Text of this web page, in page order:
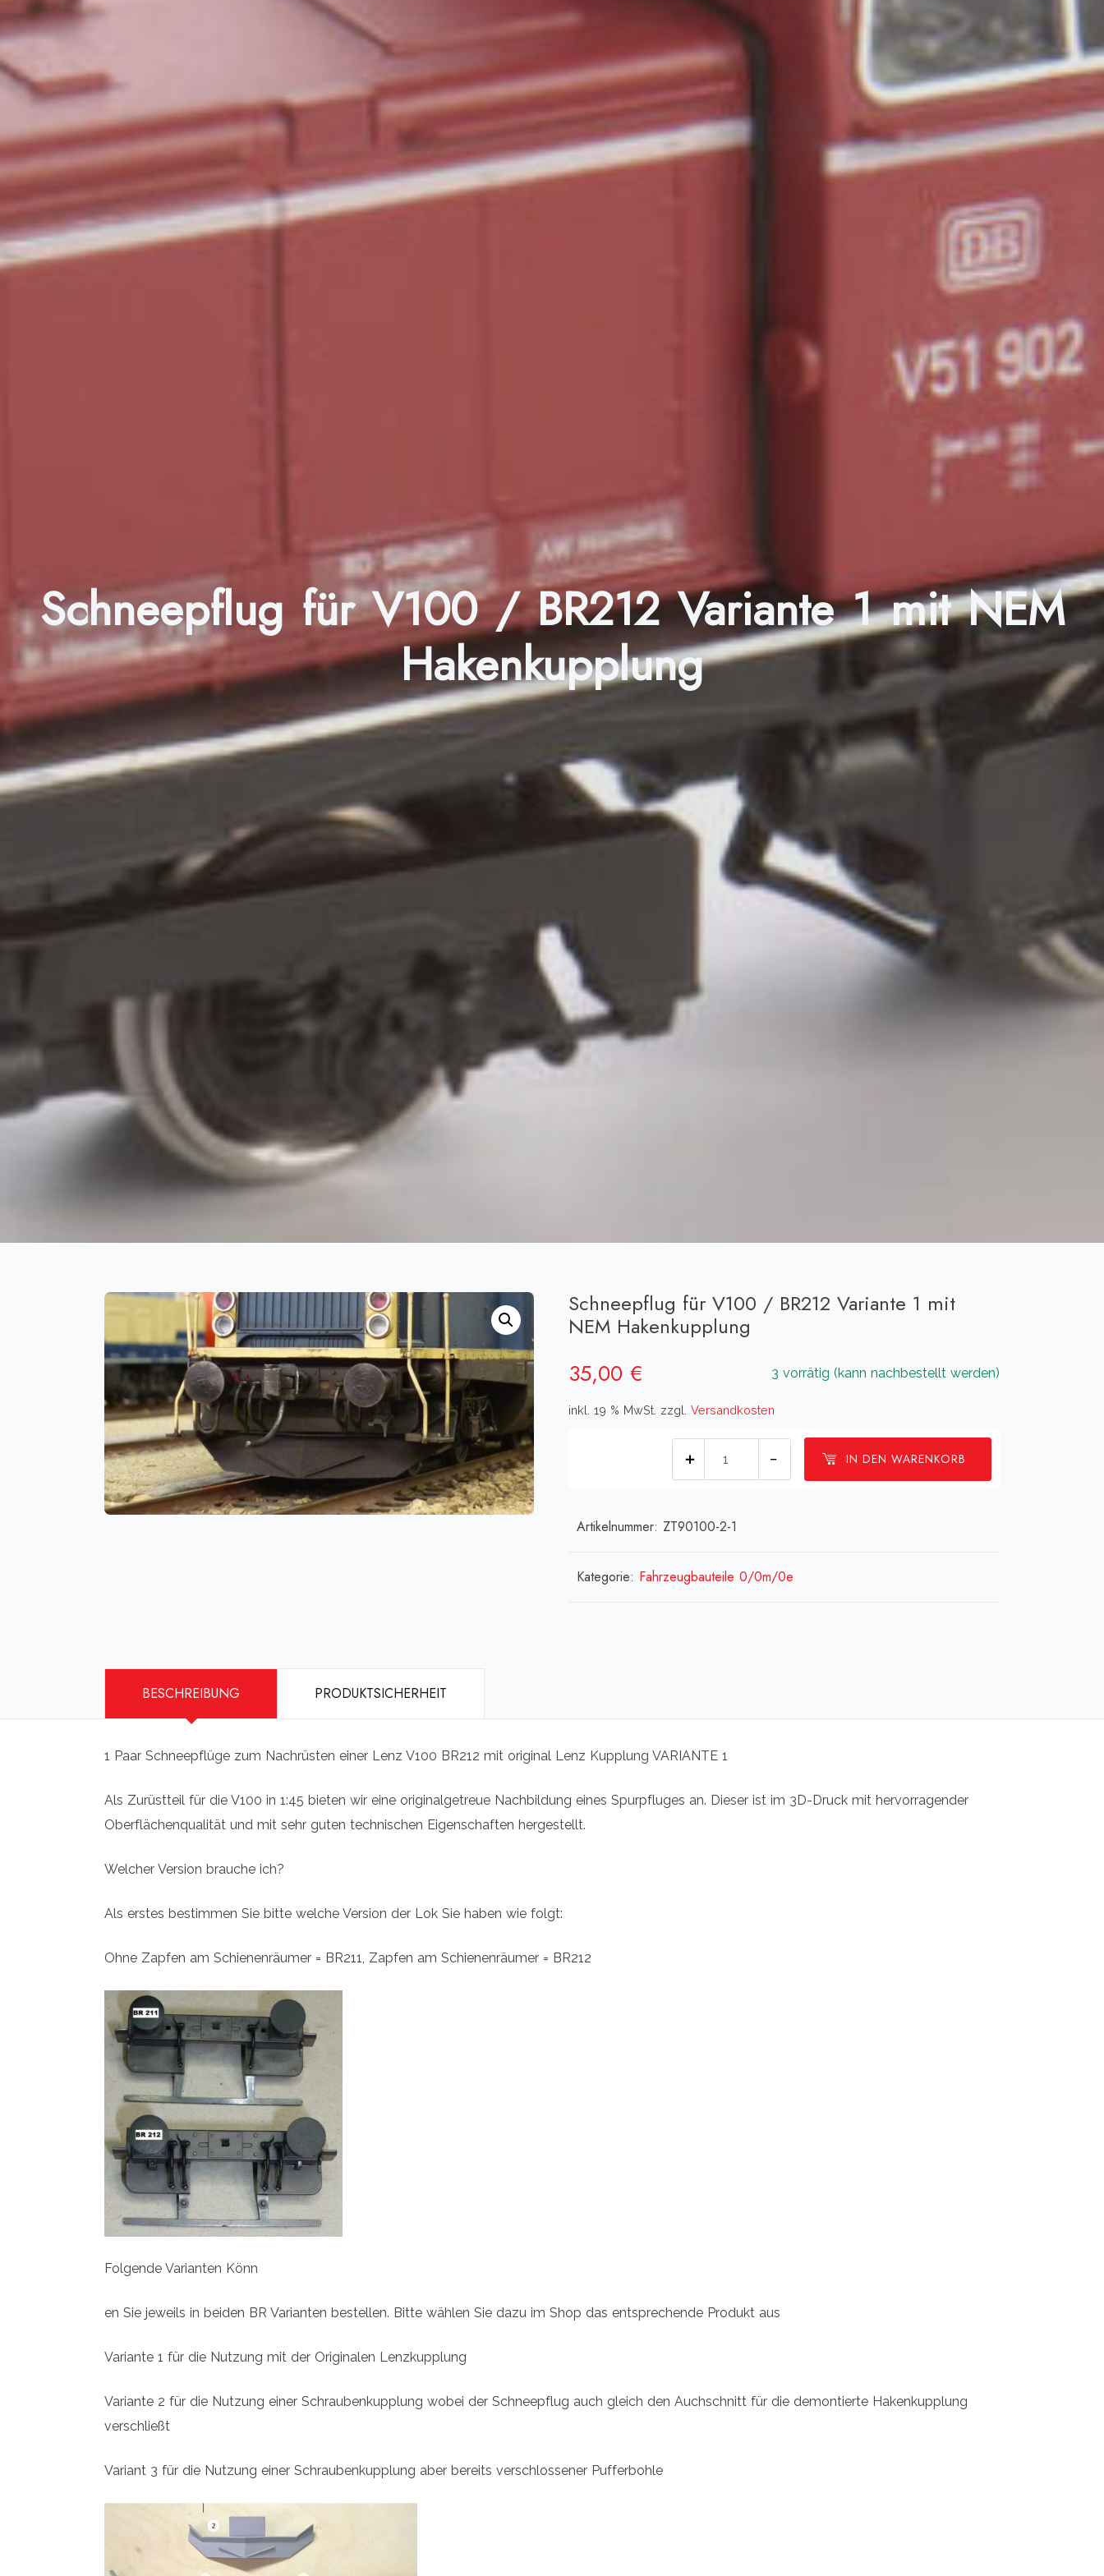
Schneepflug für V100 / BR212 Variante 1 mit NEM
Hakenkupplung
Schneepflug für V100 / BR212 Variante 1 mit
NEM Hakenkupplung
35,00 € 3 vorrätig (kann nachbestellt werden)
inkl. 19 % MwSt. zzgl. Versandkosten
IN DEN WARENKORB
/
Variante
Artikelnummer: ZT90100-2-1
Kategorie: Fahrzeugbauteile 0/0m/0e
BESCHREIBUNG PRODUKTSICHERHEIT
1 Paar Schneepflüge zum Nachrüsten einer Lenz V100 BR212 mit original Lenz Kupplung VARIANTE 1
Als Zurüstteil für die V100 in 1:45 bieten wir eine originalgetreue Nachbildung eines Spurpfluges an. Dieser ist im 3D-Druck mit hervorragender
Oberflächenqualität und mit sehr guten technischen Eigenschaften hergestellt.
Welcher Version brauche ich?
Als erstes bestimmen Sie bitte welche Version der Lok Sie haben wie folgt:
Ohne Zapfen am Schienenräumer = BR211, Zapfen am Schienenräumer = BR212
Folgende Varianten Könn
en Sie jeweils in beiden BR Varianten bestellen. Bitte wählen Sie dazu im Shop das entsprechende Produkt aus
Variante 1 für die Nutzung mit der Originalen Lenzkupplung
Variante 2 für die Nutzung einer Schraubenkupplung wobei der Schneepflug auch gleich den Auchschnitt für die demontierte Hakenkupplung
verschließt
Variant 3 für die Nutzung einer Schraubenkupplung aber bereits verschlossener Pufferbohle